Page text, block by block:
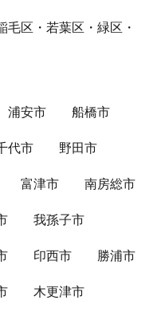
毛区・若葉区・緑区・
浦安市 船橋市
代市 野田市
富津市 南房総市
我孫子市
印西市 勝浦市
木更津市